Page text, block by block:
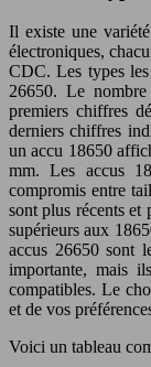
Il existe une
électroniques,
CDC. Les types
26650. Le
premiers chiffres
derniers chiffres
un accu 18650
mm. Les accus
compromis entre
sont plus récents et
supérieurs aux
accus 26650 sont
importante, mais
compatibles. Le
et de vos
Voici un tableau